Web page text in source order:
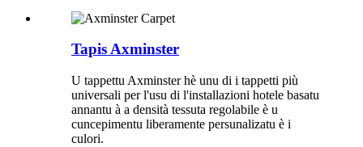
Tapis Axminster
U tappettu Axminster hè unu di i tappetti più
universali per l'usu di l'installazioni hotele basatu
annantu à a densità tessuta regolabile è u
cuncepimentu liberamente persunalizatu è i
culori.